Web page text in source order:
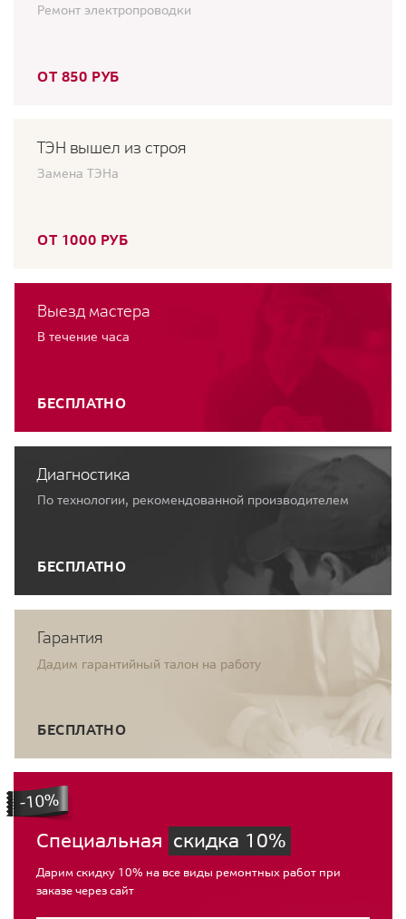
Ремонт электропроводки
ОТ 850 РУБ
ТЭН вышел из строя
Замена ТЭНа
ОТ 1000 РУБ
Выезд мастера
В течение часа
БЕСПЛАТНО
Диагностика
По технологии, рекомендованной производителем
БЕСПЛАТНО
Гарантия
Дадим гарантийный талон на работу
БЕСПЛАТНО
Специальная скидка 10%
Дарим скидку 10% на все виды ремонтных работ при
заказе через сайт